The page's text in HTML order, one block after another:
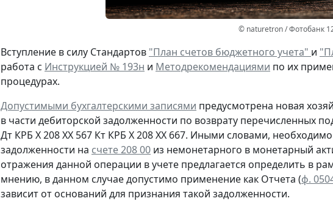
© naturetron / Фотобанк
Вступление в силу Стандартов "План счетов бюджетного учета" и
работа с Инструкцией № 193н и Методрекомендациями по их
процедурах.
Допустимыми бухгалтерскими записями предусмотрена новая
в части дебиторской задолженности по возврату перечисленных
Дт КРБ Х 208 ХХ 567 Кт КРБ Х 208 ХХ 667. Иными словами,
задолженности на счете 208 00 из немонетарного в монетарный
отражения данной операции в учете предлагается определить в
мнению, в данном случае допустимо применение как Отчета (ф.
зависит от оснований для признания такой задолженности.